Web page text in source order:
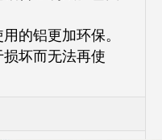
的铝更加环保。
坏而无法再使